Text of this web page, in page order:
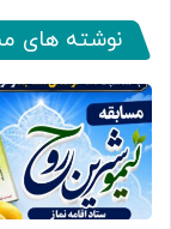
نوشته های